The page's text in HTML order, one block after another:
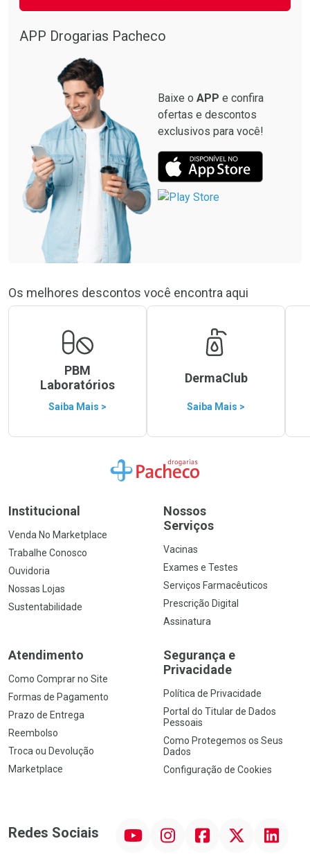
APP Drogarias Pacheco
Baixe o APP e confira
ofertas e descontos
exclusivos para você!
Os melhores descontos você encontra aqui
PBM
Laboratórios
Saiba Mais >
DermaClub
Saiba Mais >
Ir para a Home
Institucional
Venda No Marketplace
Trabalhe Conosco
Ouvidoria
Nossas Lojas
Sustentabilidade
Nossos
Serviços
Vacinas
Exames e Testes
Serviços Farmacêuticos
Prescrição Digital
Assinatura
Atendimento
Como Comprar no Site
Formas de Pagamento
Prazo de Entrega
Reembolso
Troca ou Devolução
Marketplace
Segurança e
Privacidade
Política de Privacidade
Portal do Titular de Dados
Pessoais
Como Protegemos os Seus
Dados
Configuração de Cookies
Redes Sociais InstagramFacebook Linkedin